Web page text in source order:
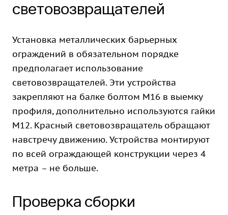
световозвращателей
Установка металлических барьерных
ограждений в обязательном порядке
предполагает использование
световозвращателей. Эти устройства
закрепляют на балке болтом М16 в выемку
профиля, дополнительно используются гайки
М12. Красный световозвращатель обращают
навстречу движению. Устройства монтируют
по всей ограждающей конструкции через 4
метра – не больше.
Проверка сборки